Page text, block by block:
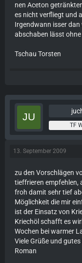
nen Aceton
es nicht verfliegt und
Irgendwann isser dan
abschaben lässt
Tschau Torsten
TF
13. September 2009
zu den Vorschlägen
tieffrieren empfehlen,
froh damit sehr tief
Möglichkeit die mir
ist der Einsatz von
Kriechöl schafft es
Wochen bei warmer
Viele Grüße und
Roman